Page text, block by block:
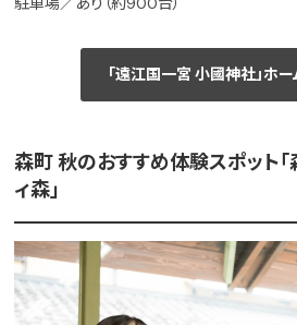
「遠江国一宮 小國神社」ホ
森町 秋のおすすめ体験スポット
ィ森」